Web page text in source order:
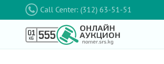
Call Center: (312) 63-51-51